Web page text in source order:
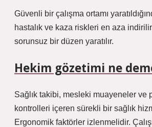
Güvenli bir çalışma ortamı
hastalık ve kaza riskleri en aza
sorunsuz bir düzen yaratılır.
Hekim gözetimi ne
Sağlık takibi, mesleki muayeneler ve
kontrolleri içeren sürekli bir sağlık
Ergonomik faktörler izlenmelidir.